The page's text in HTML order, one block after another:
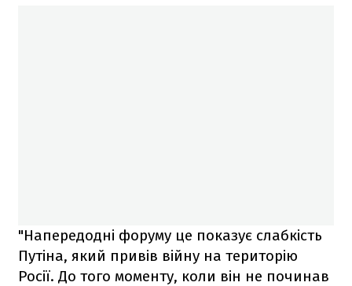
"Напередодні форуму це показує слабкість
Путіна, який привів війну на територію
Росії. До того моменту, коли він не починав